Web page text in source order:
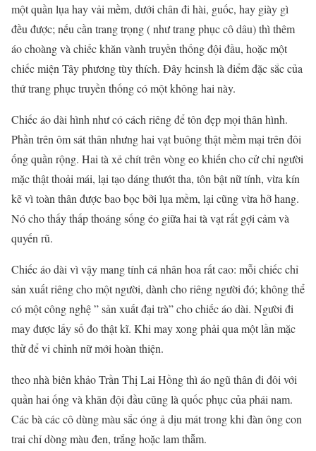
một quần lụa hay vải mềm, dưới chân đi hài, guốc, hay giày gì
đều được; nếu cần trang trọng ( như trang phục cô dâu) thì thêm
áo choàng và chiếc khăn vành truyền thống đội đầu, hoặc một
chiếc miện Tây phương tùy thích. Đây hcinsh là điểm đặc sắc của
thứ trang phục truyền thống có một không hai này.
Chiếc áo dài hình như có cách riêng để tôn đẹp mọi thân hình.
Phần trên ôm sát thân nhưng hai vạt buông thật mềm mại trên đôi
ống quần rộng. Hai tà xẻ chít trên vòng eo khiến cho cử chỉ người
mặc thật thoải mái, lại tạo dáng thướt tha, tôn bật nữ tính, vừa kín
kẽ vì toàn thân được bao bọc bởi lụa mềm, lại cũng vừa hở hang.
Nó cho thấy thấp thoáng sống éo giữa hai tà vạt rất gợi cảm và
quyến rũ.
Chiếc áo dài vì vậy mang tính cá nhân hoa rất cao: mỗi chiếc chỉ
sản xuất riêng cho một người, dành cho riêng người đó; không thể
có một công nghệ ” sản xuất đại trà” cho chiếc áo dài. Người đi
may được lấy số đo thật kĩ. Khi may xong phải qua một lần mặc
thử để vi chỉnh nữ mới hoàn thiện.
theo nhà biên khảo Trần Thị Lai Hồng thì áo ngũ thân đi đôi với
quần hai ống và khăn đội đầu cũng là quốc phục của phái nam.
Các bà các cô dùng màu sắc óng ả dịu mát trong khi đàn ông con
trai chỉ dòng màu đen, trắng hoặc lam thẫm.